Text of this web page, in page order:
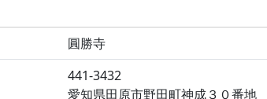
圓勝寺
441-3432
愛知県田原市野田町神成３０番地